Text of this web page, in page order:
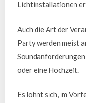
Lichtinstallationen
Auch die Art der
Party werden meist
oder eine Hochzeit.
Es lohnt sich, im